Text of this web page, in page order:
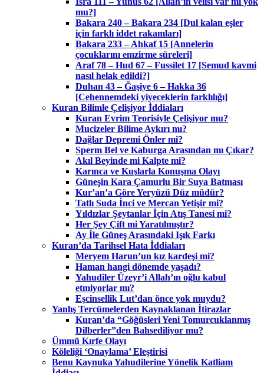
mu?]
Bakara 240 – Bakara 234 [Dul kalan eşler
için farklı iddet rakamları]
Bakara 233 – Ahkaf 15 [Annelerin
çocuklarını emzirme süreleri]
Araf 78 – Hud 67 – Fussilet 17 [Semud kavmi
nasıl helak edildi?]
Duhan 43 – Ğaşiye 6 – Hakka 36
[Cehennemdeki yiyeceklerin farklılığı]
Kuran Bilimle Çelişiyor İddiaları
Kuran Evrim Teorisiyle Çelişiyor mu?
Mucizeler Bilime Aykırı mı?
Dağlar Depremi Önler mi?
Sperm Bel ve Kaburga Arasından mı Çıkar?
Akıl Beyinde mi Kalpte mi?
Karınca ve Kuşlarla Konuşma Olayı
Güneşin Kara Çamurlu Bir Suya Batması
Kur’an’a Göre Yeryüzü Düz müdür?
Tatlı Suda İnci ve Mercan Yetişir mi?
Yıldızlar Şeytanlar İçin Atış Tanesi mi?
Her Şey Çift mi Yaratılmıştır?
Ay İle Güneş Arasındaki Işık Farkı
Kuran’da Tarihsel Hata İddiaları
Meryem Harun’un kız kardeşi mi?
Haman hangi dönemde yaşadı?
Yahudiler Üzeyr’i Allah’ın oğlu kabul
etmiyorlar mı?
Eşcinsellik Lut’dan önce yok muydu?
Yanlış Tercümelerden Kaynaklanan İtirazlar
Kuran’da “Göğüsleri Yeni Tomurcuklanmış
Dilberler”den Bahsediliyor mu?
Ümmü Kırfe Olayı
Köleliği ‘Onaylama’ Eleştirisi
Benu Kaynuka Yahudilerine Yönelik Katliam